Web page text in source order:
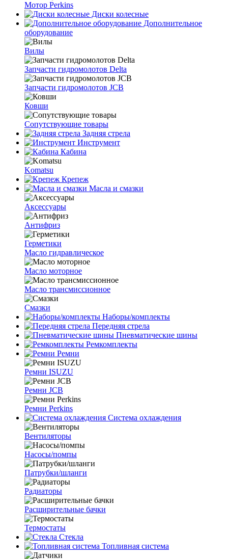
Мотор Perkins
Диски колесные
Дополнительное
оборудование
Вилы
Запчасти гидромолотов Delta
Запчасти гидромолотов JCB
Ковши
Сопутствующие товары
Задняя стрела
Инструмент
Кабина
Komatsu
Крепеж
Масла и смазки
Аксессуары
Антифриз
Герметики
Масло гидравлическое
Масло моторное
Масло трансмиссионное
Смазки
Наборы/комплекты
Передняя стрела
Пневматические шины
Ремкомплекты
Ремни
Ремни ISUZU
Ремни JCB
Ремни Perkins
Система охлаждения
Вентиляторы
Насосы/помпы
Патрубки/шланги
Радиаторы
Расширительные бачки
Термостаты
Стекла
Топливная система